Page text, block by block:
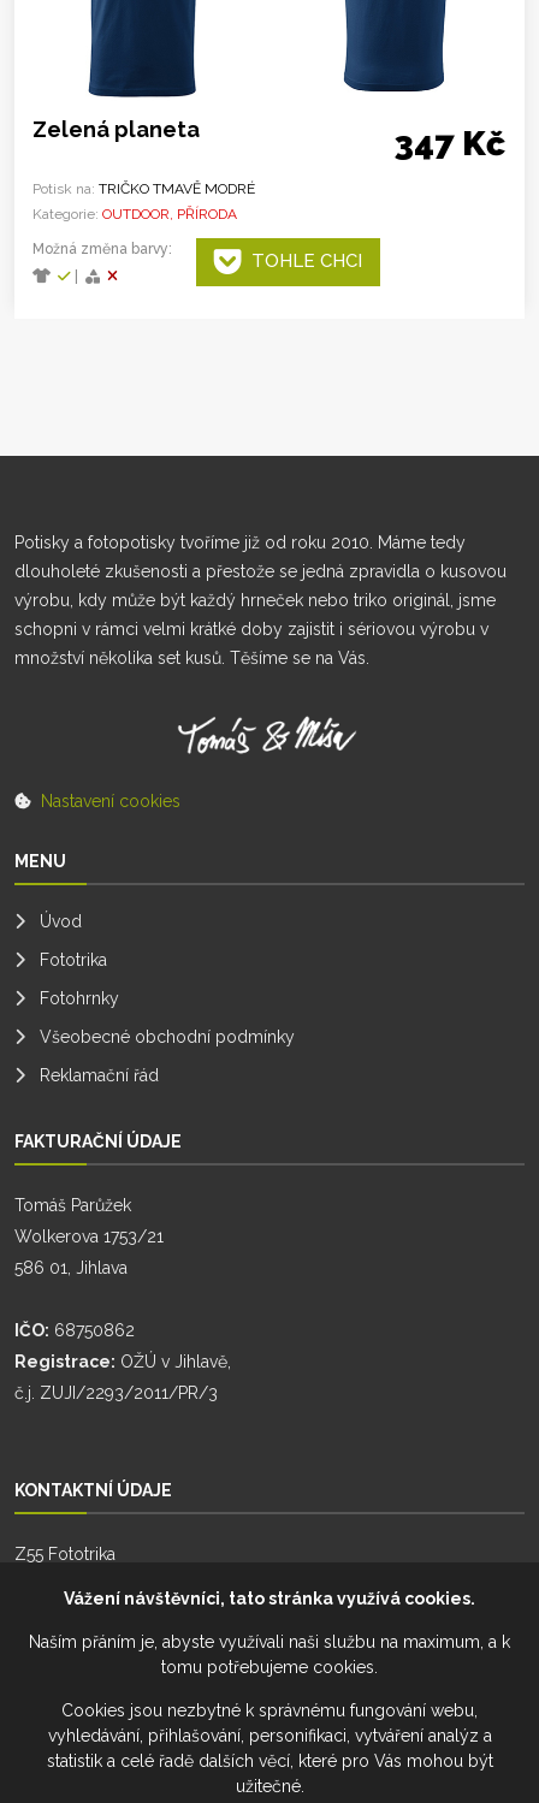
Zelená planeta 347 Kč
Potisk na: TRIČKO TMAVĚ MODRÉ
Kategorie: OUTDOOR, PŘÍRODA
Možná změna barvy:
TOHLE CHCI
Potisky a fotopotisky tvoříme již od roku 2010. Máme tedy
dlouholeté zkušenosti a přestože se jedná zpravidla o kusovou
výrobu, kdy může být každý hrneček nebo triko originál, jsme
schopni v rámci velmi krátké doby zajistit i sériovou výrobu v
množství několika set kusů. Těšíme se na Vás.
Nastavení cookies
MENU
Úvod
Fototrika
Fotohrnky
Všeobecné obchodní podmínky
Reklamační řád
FAKTURAČNÍ ÚDAJE
Tomáš Parůžek
Wolkerova 1753/21
586 01, Jihlava
IČO: 68750862
Registrace: OŽÚ v Jihlavě,
č.j. ZUJI/2293/2011/PR/3
KONTAKTNÍ ÚDAJE
Z55 Fototrika
+420 777 274 701
Telefon:+420 777 228 941
Email:fototrika@z55.cz
Vážení návštěvníci, tato stránka využívá cookies.
Naším přáním je, abyste využívali naši službu na maximum, a k
tomu potřebujeme cookies.
Cookies jsou nezbytné k správnému fungování webu,
vyhledávání, přihlašování, personifikaci, vytváření analýz a
statistik a celé řadě dalších věcí, které pro Vás mohou být
užitečné.